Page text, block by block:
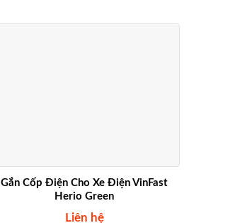
Gắn Cốp Điện Cho Xe Điện VinFast
Herio Green
Liên hệ